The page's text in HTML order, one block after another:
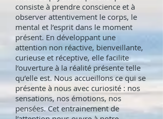
consiste à prendre conscience et à
observer attentivement le corps, le
mental et l’esprit dans le moment
présent. En développant une
attention non réactive, bienveillante,
curieuse et réceptive, elle facilite
l’ouverture à la réalité présente telle
qu’elle est. Nous accueillons ce qui se
présente à nous avec curiosité : nos
sensations, nos émotions, nos
pensées. Cet entrainement de